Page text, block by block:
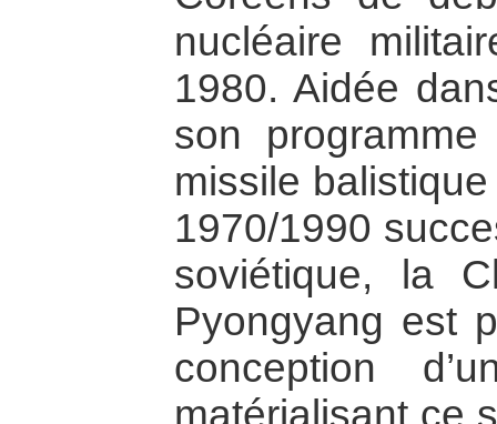
nucléaire
1980. Aidée
son
missile
1970/1990
soviétique, la
Pyongyang est
conception
matérialisant ce